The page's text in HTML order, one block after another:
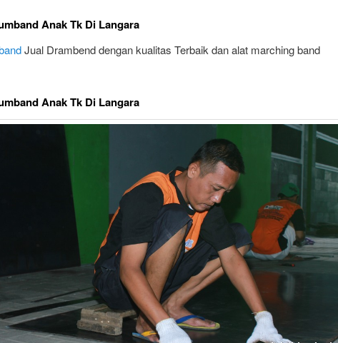
Anak Tk Di Langara
Jual Drambend dengan kualitas Terbaik dan alat marching band
Anak Tk Di Langara